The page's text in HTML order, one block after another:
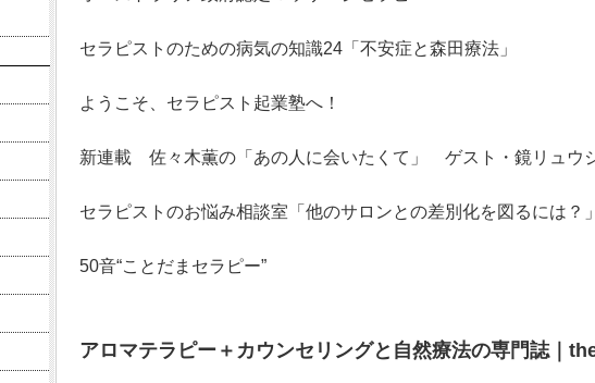
セラピストのための病気の知識24「不安症と森田療法」
ようこそ、セラピスト起業塾へ！
新連載 佐々木薫の「あの人に会いたくて」 ゲスト・鏡リュウ
セラピストのお悩み相談室「他のサロンとの差別化を図るには？
50音“ことだまセラピー”
アロマテラピー＋カウンセリングと自然療法の専門誌｜